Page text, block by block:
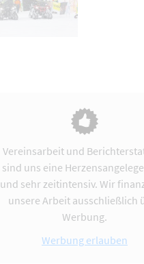
Vereinsarbeit und
sind uns eine
und sehr zeitintensiv. Wir
unsere Arbeit ausschließlich
Werbung.
Werbung erlauben